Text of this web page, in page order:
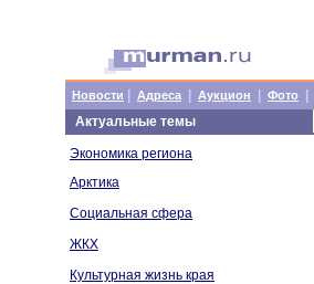
Новости Адреса Аукцион Фото
Актуальные темы
Экономика региона
Арктика
Социальная сфера
ЖКХ
Культурная жизнь края